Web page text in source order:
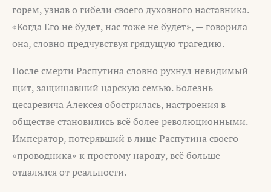
горем, узнав о гибели своего духовного наставника.
«Когда Его не будет, нас тоже не будет», — говорила
она, словно предчувствуя грядущую трагедию.
После смерти Распутина словно рухнул невидимый
щит, защищавший царскую семью. Болезнь
цесаревича Алексея обострилась, настроения в
обществе становились всё более революционными.
Император, потерявший в лице Распутина своего
«проводника» к простому народу, всё больше
отдалялся от реальности.